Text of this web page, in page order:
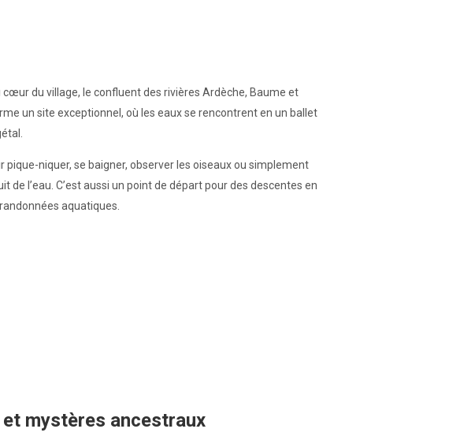
cœur du village, le confluent des rivières Ardèche, Baume et
un site exceptionnel, où les eaux se rencontrent en un ballet
pique-niquer, se baigner, observer les oiseaux ou simplement
de l’eau. C’est aussi un point de départ pour des descentes en
aquatiques.
mystères ancestraux